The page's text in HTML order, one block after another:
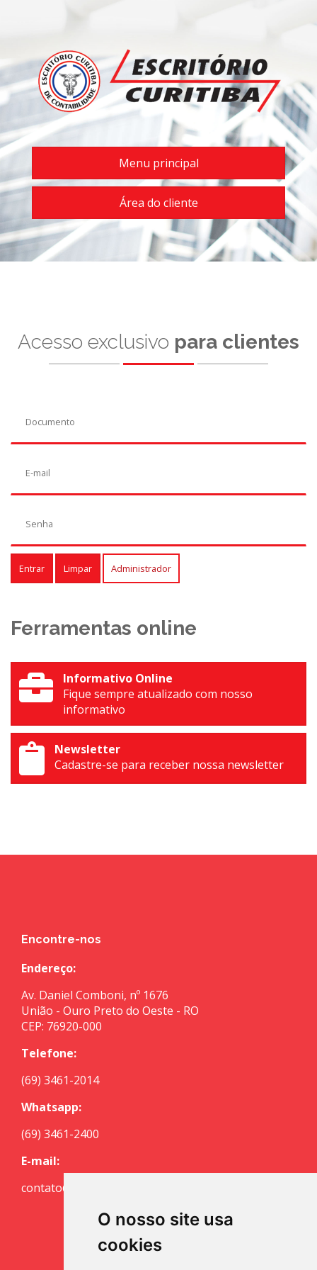
O nosso site usa
cookies
Menu principal
Área do cliente
Acesso exclusivo para clientes
Entrar Limpar Administrador
Ferramentas online
Informativo Online
Fique sempre atualizado com nosso
informativo
Newsletter
Cadastre-se para receber nossa newsletter
Encontre-nos
Endereço:
Av. Daniel Comboni, nº 1676
União - Ouro Preto do Oeste - RO
CEP: 76920-000
Telefone:
(69) 3461-2014
Whatsapp:
(69) 3461-2400
E-mail:
contato@escritoriocuritiba.com.br